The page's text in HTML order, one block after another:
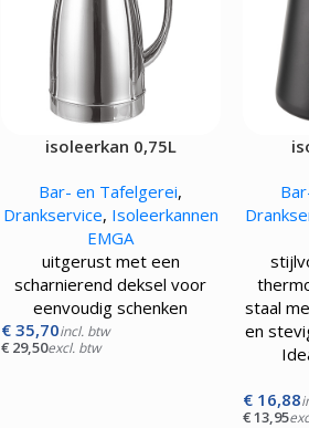
isoleerkan 0,75L
Bar- en Tafelgerei,
Drankservice, Isoleerkannen
EMGA
uitgerust met een
scharnierend deksel voor
eenvoudig schenken
€35,70incl. btw
€29,50excl. btw
staal
en
€16,88
€13,95